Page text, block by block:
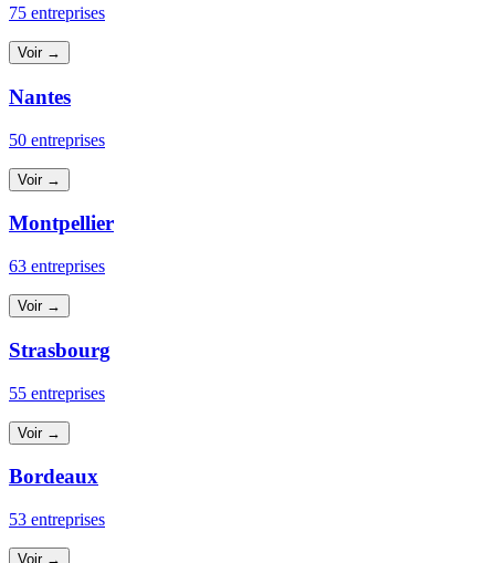
75 entreprises
Voir →
Nantes
50 entreprises
Voir →
Montpellier
63 entreprises
Voir →
Strasbourg
55 entreprises
Voir →
Bordeaux
53 entreprises
Voir →